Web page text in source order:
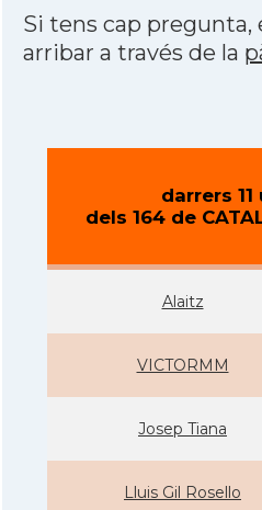
Si tens cap pregunta,
arribar a través de la
darrers 11
dels 164 de
Alaitz
VICTORMM
Josep Tiana
Lluis Gil Rosello